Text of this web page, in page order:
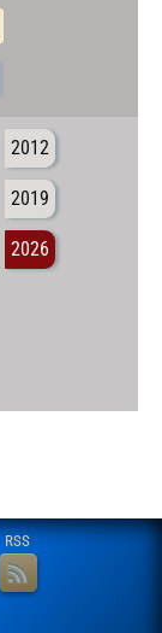
2012
2019
2026
RSS